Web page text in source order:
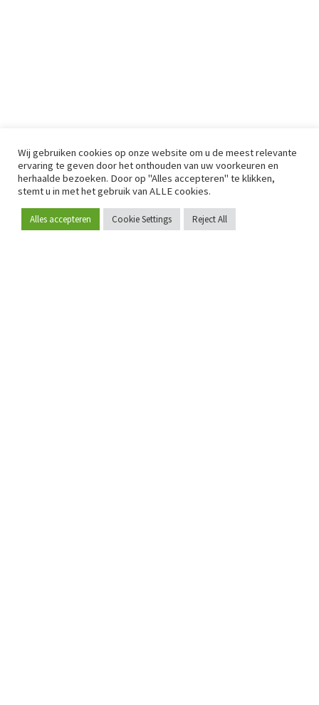
Word lid
Wij gebruiken cookies op onze website om u de meest relevante
ervaring te geven door het onthouden van uw voorkeuren en
herhaalde bezoeken. Door op "Alles accepteren" te klikken,
stemt u in met het gebruik van ALLE cookies.
Alles accepteren Cookie Settings Reject All